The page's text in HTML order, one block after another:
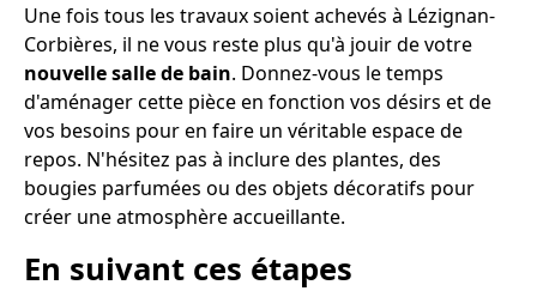
Une fois tous les travaux soient achevés à Lézignan-
Corbières, il ne vous reste plus qu'à jouir de votre
nouvelle salle de bain. Donnez-vous le temps
d'aménager cette pièce en fonction vos désirs et de
vos besoins pour en faire un véritable espace de
repos. N'hésitez pas à inclure des plantes, des
bougies parfumées ou des objets décoratifs pour
créer une atmosphère accueillante.
En suivant ces étapes